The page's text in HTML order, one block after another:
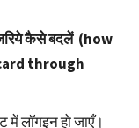
कैसे बदलें (how
through
लॉगइन हो जाएँ।